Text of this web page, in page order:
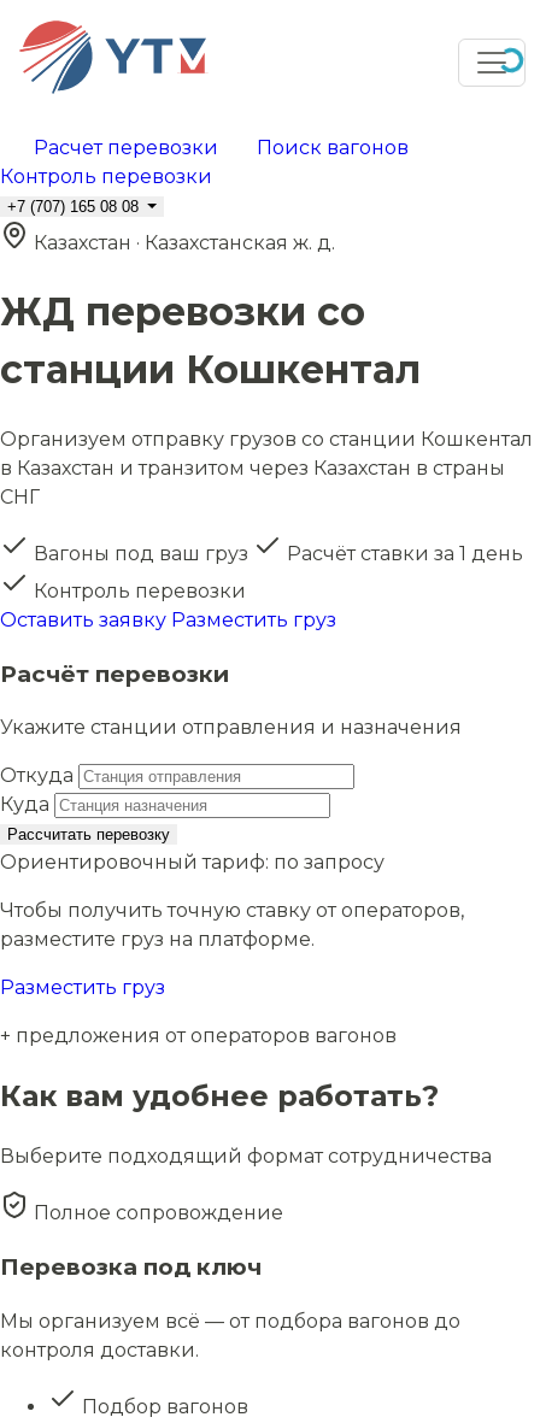
Расчет перевозки
Поиск вагонов
Контроль перевозки
+7 (707) 165 08 08
Казахстан · Казахстанская ж. д.
ЖД перевозки со
станции Кошкентал
Организуем отправку грузов со станции Кошкентал
в Казахстан и транзитом через Казахстан в страны
СНГ
Вагоны под ваш груз
Расчёт ставки за 1 день
Контроль перевозки
Оставить заявку Разместить груз
Расчёт перевозки
Укажите станции отправления и назначения
Откуда
Куда
Рассчитать перевозку
Ориентировочный тариф: по запросу
Чтобы получить точную ставку от операторов,
разместите груз на платформе.
Разместить груз
+ предложения от операторов вагонов
Как вам удобнее работать?
Выберите подходящий формат сотрудничества
Полное сопровождение
Перевозка под ключ
Мы организуем всё — от подбора вагонов до
контроля доставки.
Подбор вагонов